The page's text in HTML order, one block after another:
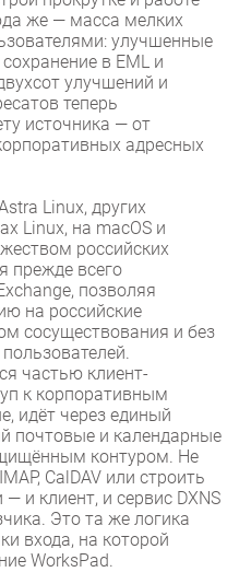
же — масса мелких
улучшенные
в EML и
улучшений и
теперь
источника — от
адресных
Linux, других
Linux, на macOS и
российских
прежде всего
позволяя
на российские
сосуществования и без
частью клиент-
к корпоративным
идёт через единый
почтовые и календарные
контуром. Не
CalDAV или строить
и клиент, и сервис DXNS
Это та же логика
входа, на которой
WorksPad.